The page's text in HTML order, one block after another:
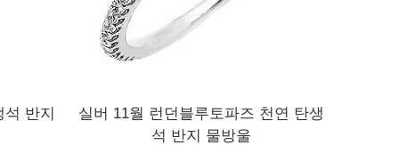
반지
실버 11월 런던블루토파즈 천연 탄생
석 반지 물방울